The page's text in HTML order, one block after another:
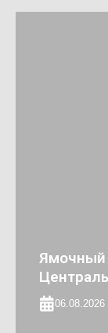
Ямочный
06.08.2026